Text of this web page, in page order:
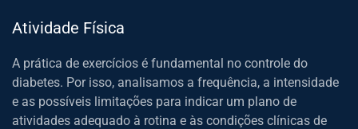
Atividade Física
A prática de exercícios é fundamental no controle do
diabetes. Por isso, analisamos a frequência, a intensidade
e as possíveis limitações para indicar um plano de
atividades adequado à rotina e às condições clínicas de